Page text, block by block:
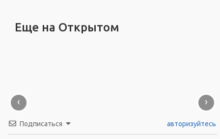
Еще на Открытом
‹ ›
Подписаться авторизуйтесь